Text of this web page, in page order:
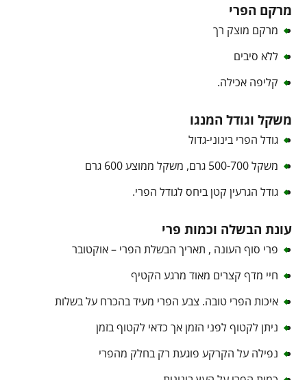
מרקם הפרי
מרקם מוצק רך
ללא סיבים
קליפה אכילה.
משקל וגודל המנגו
גודל הפרי בינוני-גדול
משקל 500-700 גרם, משקל ממוצע 600 גרם
גודל הגרעין קטן ביחס לגודל הפרי.
עונת הבשלה וכמות פרי
פרי סוף העונה , תאריך הבשלת הפרי – אוקטובר
חיי מדף קצרים מאוד מרגע הקטיף
איכות הפרי טובה. צבע הפרי מעיד בהכרח על בשלות
ניתן לקטוף לפני הזמן אך כדאי לקטוף בזמן
נפילה על הקרקע פוגעת רק בחלק מהפרי